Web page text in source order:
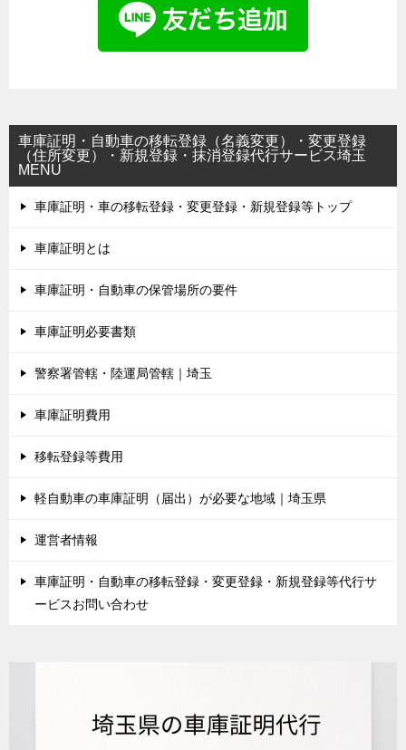
車庫証明・自動車の移転登録（名義変更）・変更登録
（住所変更）・新規登録・抹消登録代行サービス埼玉
MENU
車庫証明・車の移転登録・変更登録・新規登録等トップ
車庫証明とは
車庫証明・自動車の保管場所の要件
車庫証明必要書類
警察署管轄・陸運局管轄｜埼玉
車庫証明費用
移転登録等費用
軽自動車の車庫証明（届出）が必要な地域｜埼玉県
運営者情報
車庫証明・自動車の移転登録・変更登録・新規登録等代行サ
ービスお問い合わせ